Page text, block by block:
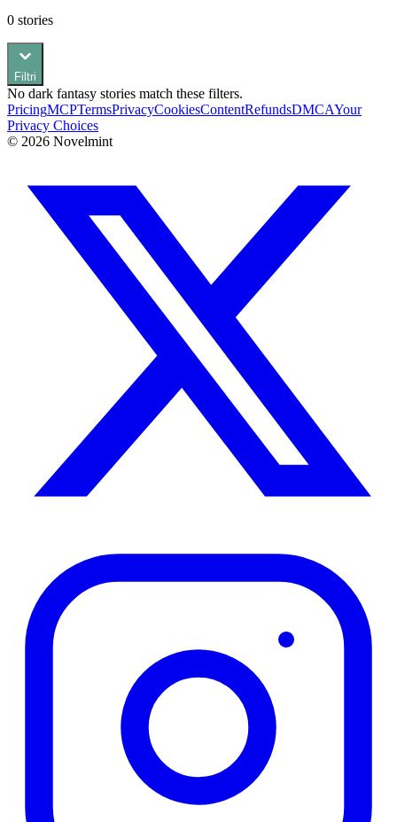
0 stories
Filtri
No dark fantasy stories match these filters.
PricingMCPTermsPrivacyCookiesContentRefundsDMCAYour
Privacy Choices
© 2026 Novelmint